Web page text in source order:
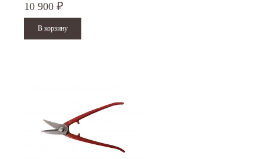
10 900 ₽